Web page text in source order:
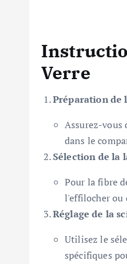
Verre
Préparation de
Assurez-vous
dans le
Sélection de la
Pour la fibre
l'effilocher ou
Réglage de la
Utilisez le
spécifiques